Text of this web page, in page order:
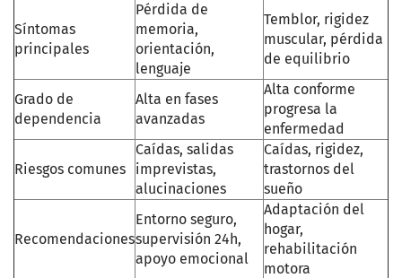
Síntomas
principales
Pérdida de
memoria,
orientación,
lenguaje
Temblor, rigidez
muscular, pérdida
de equilibrio
Grado de
dependencia
Alta en fases
avanzadas
Alta conforme
progresa la
enfermedad
Riesgos comunes
Caídas, salidas
imprevistas,
alucinaciones
Caídas, rigidez,
trastornos del
sueño
Recomendaciones
Entorno seguro,
supervisión 24h,
apoyo emocional
Adaptación del
hogar,
rehabilitación
motora